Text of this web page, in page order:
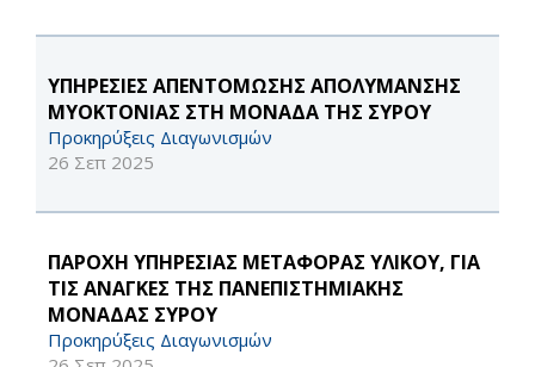
ΥΠΗΡΕΣΙΕΣ ΑΠΕΝΤΟΜΩΣΗΣ ΑΠΟΛΥΜΑΝΣΗΣ
ΜΥΟΚΤΟΝΙΑΣ ΣΤΗ ΜΟΝΑΔΑ ΤΗΣ ΣΥΡΟΥ
Προκηρύξεις Διαγωνισμών
26 Σεπ 2025
ΠΑΡΟΧΗ ΥΠΗΡΕΣΙΑΣ ΜΕΤΑΦΟΡΑΣ ΥΛΙΚΟΥ, ΓΙΑ
ΤΙΣ ΑΝΑΓΚΕΣ ΤΗΣ ΠΑΝΕΠΙΣΤΗΜΙΑΚΗΣ
ΜΟΝΑΔΑΣ ΣΥΡΟΥ
Προκηρύξεις Διαγωνισμών